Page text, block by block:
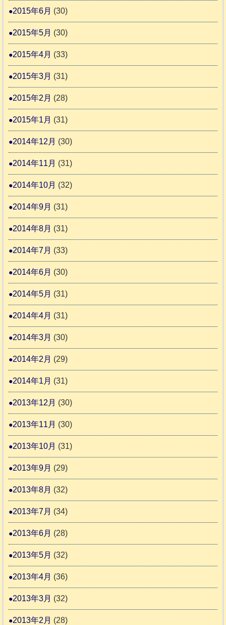
2015年6月 (30)
2015年5月 (30)
2015年4月 (33)
2015年3月 (31)
2015年2月 (28)
2015年1月 (31)
2014年12月 (30)
2014年11月 (31)
2014年10月 (32)
2014年9月 (31)
2014年8月 (31)
2014年7月 (33)
2014年6月 (30)
2014年5月 (31)
2014年4月 (31)
2014年3月 (30)
2014年2月 (29)
2014年1月 (31)
2013年12月 (30)
2013年11月 (30)
2013年10月 (31)
2013年9月 (29)
2013年8月 (32)
2013年7月 (34)
2013年6月 (28)
2013年5月 (32)
2013年4月 (36)
2013年3月 (32)
2013年2月 (28)